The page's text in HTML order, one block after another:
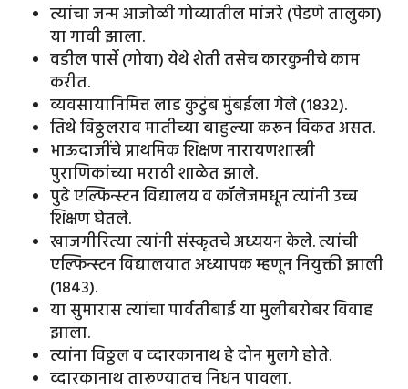
त्यांचा जन्म आजोळी गोव्यातील मांजरे (पेडणे तालुका)
या गावी झाला.
वडील पार्से (गोवा) येथे शेती तसेच कारकुनीचे काम
करीत.
व्यवसायानिमित्त लाड कुटुंब मुंबईला गेले (१८३२).
तिथे विठ्ठलराव मातीच्या बाहुल्या करून विकत असत.
भाऊदाजींचे प्राथमिक शिक्षण नारायणशास्त्री
पुराणिकांच्या मराठी शाळेत झाले.
पुढे एल्फिन्स्टन विद्यालय व कॉलेजमधून त्यांनी उच्च
शिक्षण घेतले.
खाजगीरित्या त्यांनी संस्कृतचे अध्ययन केले. त्यांची
एल्फिन्स्टन विद्यालयात अध्यापक म्हणून नियुक्ती झाली
(१८४३).
या सुमारास त्यांचा पार्वतीबाई या मुलीबरोबर विवाह
झाला.
त्यांना विठ्ठल व व्दारकानाथ हे दोन मुलगे होते.
व्दारकानाथ तारूण्यातच निधन पावला.